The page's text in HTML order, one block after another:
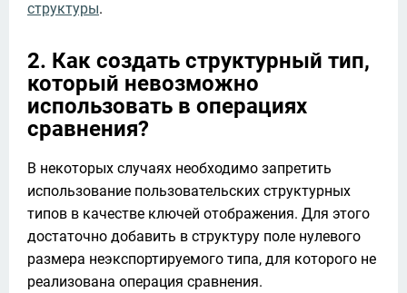
структуры.
2. Как создать структурный тип,
который невозможно
использовать в операциях
сравнения?
В некоторых случаях необходимо запретить
использование пользовательских структурных
типов в качестве ключей отображения. Для этого
достаточно добавить в структуру поле нулевого
размера неэкспортируемого типа, для которого не
реализована операция сравнения.